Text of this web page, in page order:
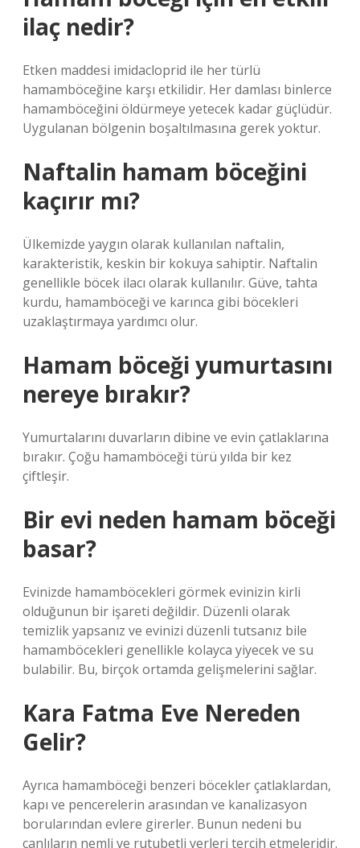
ilaç nedir?
Etken maddesi imidacloprid ile her türlü
hamamböceğine karşı etkilidir. Her damlası binlerce
hamamböceğini öldürmeye yetecek kadar güçlüdür.
Uygulanan bölgenin boşaltılmasına gerek yoktur.
Naftalin hamam böceğini
kaçırır mı?
Ülkemizde yaygın olarak kullanılan naftalin,
karakteristik, keskin bir kokuya sahiptir. Naftalin
genellikle böcek ilacı olarak kullanılır. Güve, tahta
kurdu, hamamböceği ve karınca gibi böcekleri
uzaklaştırmaya yardımcı olur.
Hamam böceği yumurtasını
nereye bırakır?
Yumurtalarını duvarların dibine ve evin çatlaklarına
bırakır. Çoğu hamamböceği türü yılda bir kez
çiftleşir.
Bir evi neden hamam böceği
basar?
Evinizde hamamböcekleri görmek evinizin kirli
olduğunun bir işareti değildir. Düzenli olarak
temizlik yapsanız ve evinizi düzenli tutsanız bile
hamamböcekleri genellikle kolayca yiyecek ve su
bulabilir. Bu, birçok ortamda gelişmelerini sağlar.
Kara Fatma Eve Nereden
Gelir?
Ayrıca hamamböceği benzeri böcekler çatlaklardan,
kapı ve pencerelerin arasından ve kanalizasyon
borularından evlere girerler. Bunun nedeni bu
canlıların nemli ve rutubetli yerleri tercih etmeleridir.